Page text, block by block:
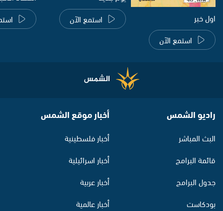
اول خبر
استمع الآن
استمع الآن
راديو الشمس
البث المباشر
قائمة البرامج
جدول البرامج
بودكاست
أخبار موقع الشمس
أخبار فلسطينية
أخبار اسرائيلية
أخبار عربية
أخبار عالمية